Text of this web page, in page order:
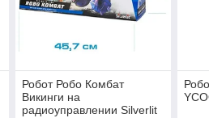
Робот Робо Комбат
Викинги на
радиоуправлении Silverlit